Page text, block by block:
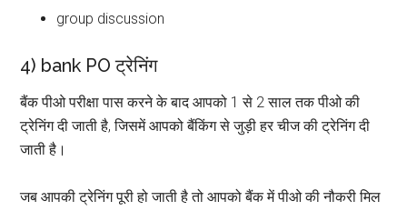
group discussion
4) bank PO ट्रेनिंग
बैंक पीओ परीक्षा पास करने के बाद आपको 1 से 2 साल तक पीओ की
ट्रेनिंग दी जाती है, जिसमें आपको बैंकिंग से जुड़ी हर चीज की ट्रेनिंग दी
जाती है।
जब आपकी ट्रेनिंग पूरी हो जाती है तो आपको बैंक में पीओ की नौकरी मिल